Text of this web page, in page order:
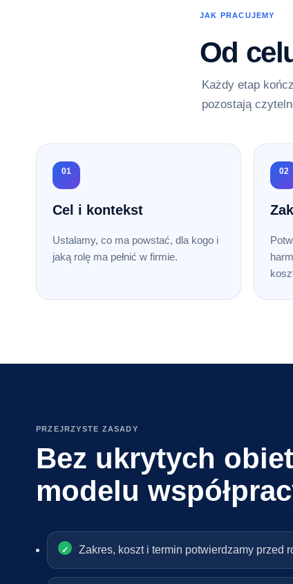
JAK PRACUJEMY
Od
Każdy etap
pozostają
01
Cel i kontekst
Ustalamy, co ma powstać, dla kogo i
jaką rolę ma pełnić w firmie.
02
PRZEJRZYSTE ZASADY
Bez ukrytych
modelu
Zakres, koszt i termin potwierdzamy przed